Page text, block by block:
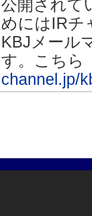
公開されて
めにはIRチ
KBJメール
す。こちら
channel.jp/